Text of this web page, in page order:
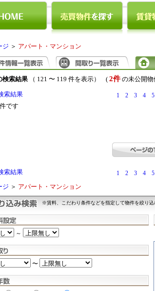
ジ ＞ アパート・マンション
検索結果（ 121 〜 119 件を表示） ( 2件の未公開物
索結果 1 2 3 4 5
です
索結果 1 2 3 4 5
ジ ＞ アパート・マンション
※賃料、こだわり条件などを指定して物件を絞り込
～
〜